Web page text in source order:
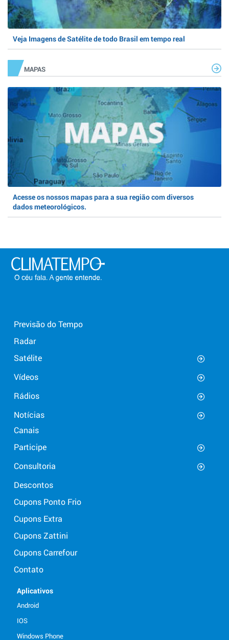
Veja Imagens de Satélite de todo Brasil em tempo real
MAPAS
Acesse os nossos mapas para a sua região com diversos
dados meteorológicos.
Previsão do Tempo
Radar
Satélite
Vídeos
Rádios
Notícias
Canais
Participe
Consultoria
Descontos
Cupons Ponto Frio
Cupons Extra
Cupons Zattini
Cupons Carrefour
Contato
Aplicativos
Android
IOS
Windows Phone